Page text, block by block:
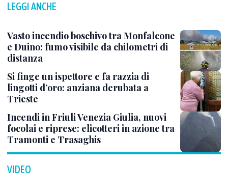
LEGGI ANCHE
Vasto incendio boschivo tra Monfalcone
e Duino: fumo visibile da chilometri di
distanza
Si finge un ispettore e fa razzia di
lingotti d’oro: anziana derubata a
Trieste
Incendi in Friuli Venezia Giulia, nuovi
focolai e riprese: elicotteri in azione tra
Tramonti e Trasaghis
VIDEO